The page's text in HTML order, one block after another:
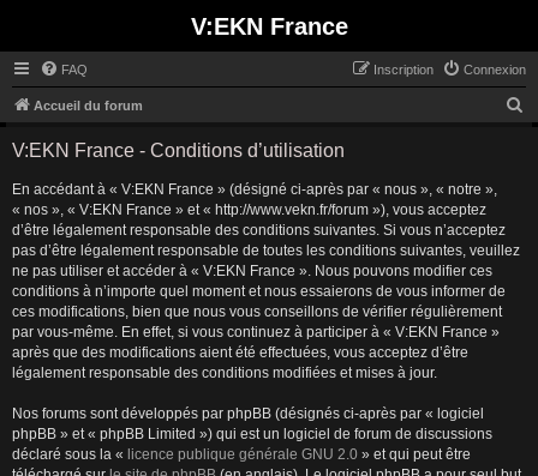
V:EKN France
FAQ Connexion
Inscription
Accueil du forum
V:EKN France - Conditions d’utilisation
En accédant à « V:EKN France » (désigné ci-après par « nous », « notre »,
« nos », « V:EKN France » et « http://www.vekn.fr/forum »), vous acceptez
d’être légalement responsable des conditions suivantes. Si vous n’acceptez
pas d’être légalement responsable de toutes les conditions suivantes, veuillez
ne pas utiliser et accéder à « V:EKN France ». Nous pouvons modifier ces
conditions à n’importe quel moment et nous essaierons de vous informer de
ces modifications, bien que nous vous conseillons de vérifier régulièrement
par vous-même. En effet, si vous continuez à participer à « V:EKN France »
après que des modifications aient été effectuées, vous acceptez d’être
légalement responsable des conditions modifiées et mises à jour.
Nos forums sont développés par phpBB (désignés ci-après par « logiciel
phpBB » et « phpBB Limited ») qui est un logiciel de forum de discussions
déclaré sous la « licence publique générale GNU 2.0 » et qui peut être